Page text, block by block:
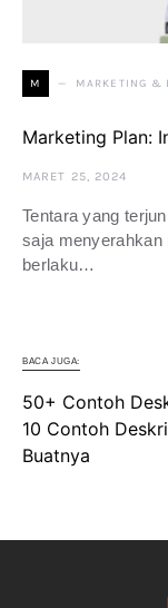
M MARKETING &
Marketing Plan:
MARET 25, 2024
Tentara yang
saja
berlaku…
BACA JUGA:
50+ Contoh
10 Contoh
Buatnya